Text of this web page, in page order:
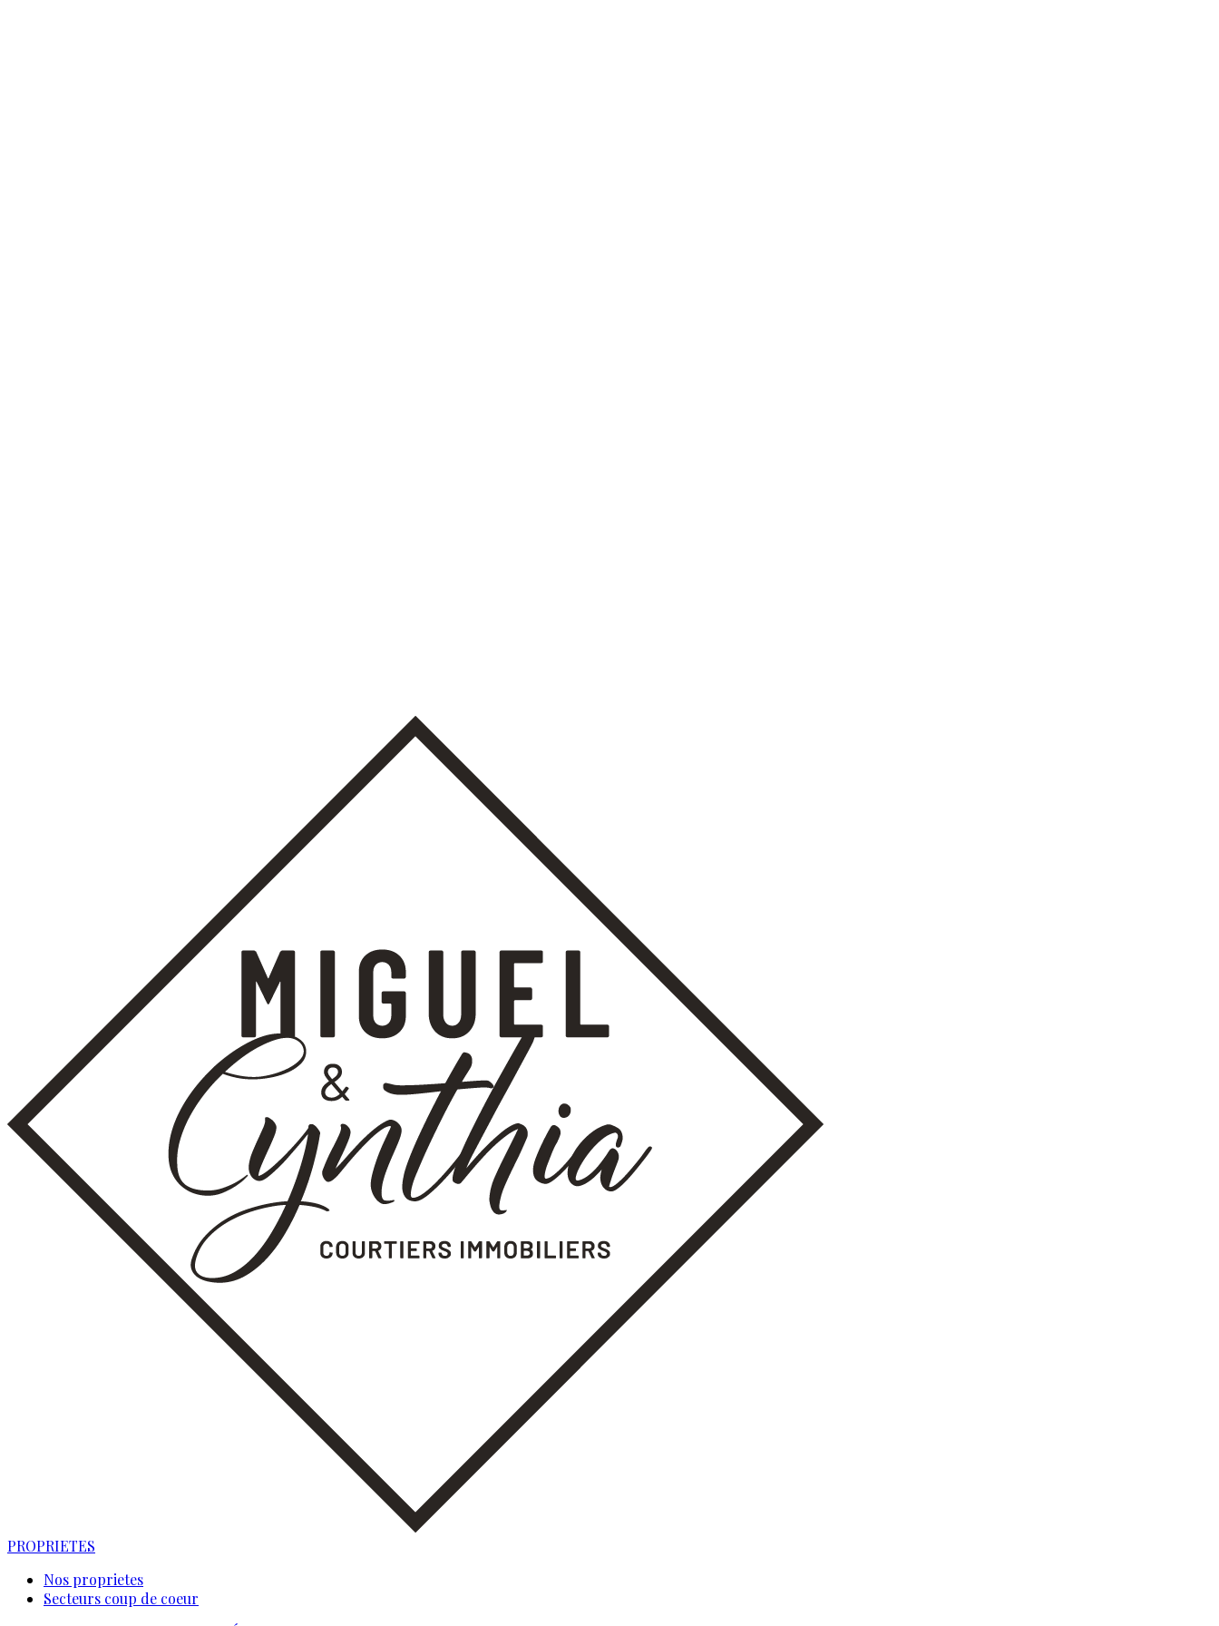
PROPRIETES
Nos proprietes
Secteurs coup de coeur